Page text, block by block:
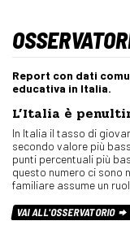
Report con dati
educativa in Italia.
L’Italia è
In Italia il tasso di
secondo valore più
punti percentuali più
questo numero ci sono
familiare assume un
VAI ALL'OSSERVATORIO